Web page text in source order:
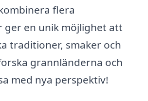
flera
ger en unik möjlighet att
traditioner, smaker och
grannländerna och
med nya perspektiv!